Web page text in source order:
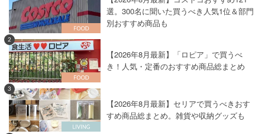
選。300名に聞いた買うべき人気1位＆部門
別おすすめ商品も
2
【2026年8月最新】「ロピア」で買うべ
き！人気・定番のおすすめ商品総まとめ
3
【2026年8月最新】セリアで買うべきおす
すめ商品総まとめ。雑貨や収納グッズも